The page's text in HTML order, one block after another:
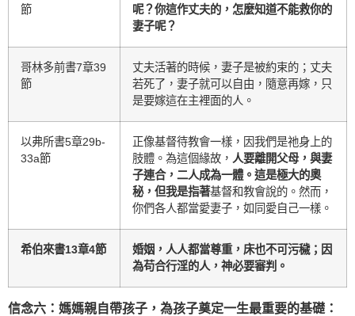
節
呢？你這作丈夫的，怎麼知道不能救你的
妻子呢？
哥林多前書7章39
節
丈夫活著的時候，妻子是被約束的；丈夫
若死了，妻子就可以自由，隨意再嫁，只
是要嫁這在主裡面的人。
以弗所書5章29b-
33a節
正像基督待教會一樣，因我們是祂身上的
肢體。為這個緣故， 人要離開父母，與妻
子連合，二人成為一體。這是極大的奧
秘，但我是指著基督和教會說的。然而，
你們各人都當愛妻子，如同愛自己一樣。
希伯來書13章4節
婚姻，人人都當尊重，床也不可污穢；因
為苟合行淫的人，神必要審判。
信念六：媽媽親自帶孩子，為孩子奠定一生最重要的基礎：